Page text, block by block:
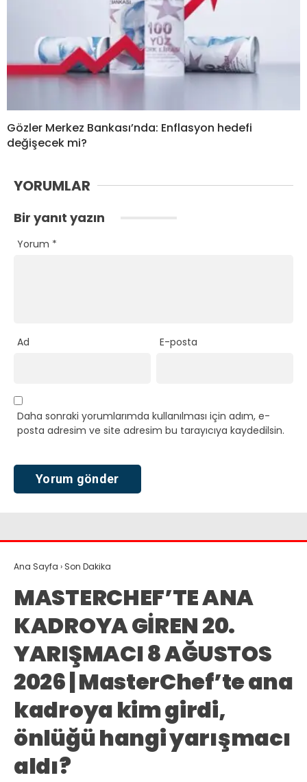
Gözler Merkez Bankası’nda: Enflasyon hedefi
değişecek mi?
YORUMLAR
Bir yanıt yazın
Yorum *
Ad E-posta
Daha sonraki yorumlarımda kullanılması için adım, e-
posta adresim ve site adresim bu tarayıcıya kaydedilsin.
Ana Sayfa › Son Dakika
MASTERCHEF’TE ANA
KADROYA GİREN 20.
YARIŞMACI 8 AĞUSTOS
2026 | MasterChef’te ana
kadroya kim girdi,
önlüğü hangi yarışmacı
aldı?